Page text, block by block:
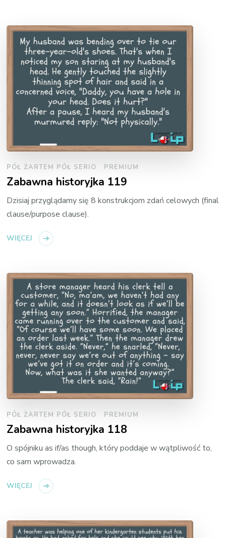
PÓŁ ŻARTEM PÓŁ SERIO PREMIUM
Zabawna historyjka 119
Dzisiaj przyglądamy się 8 konstrukcjom zdań celowych (final
clause/purpose clause).
WIĘCEJ
PÓŁ ŻARTEM PÓŁ SERIO PREMIUM
Zabawna historyjka 118
O spójniku as if/as though, który poddaje w wątpliwość to,
co sam wprowadza.
WIĘCEJ